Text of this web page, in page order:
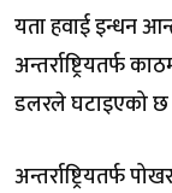
यता हवाई इन्धन
अन्तर्राष्ट्रियतर्फ
डलरले घटाइएको छ
अन्तर्राष्ट्रियतर्फ